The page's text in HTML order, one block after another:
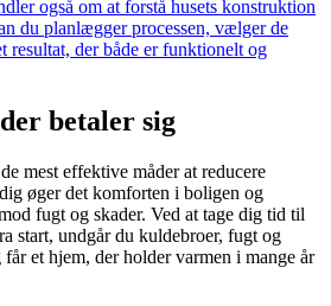
også om at forstå husets konstruktion
du planlægger processen, vælger de
resultat, der både er funktionelt og
betaler sig
mest effektive måder at reducere
øger det komforten i boligen og
fugt og skader. Ved at tage dig tid til
start, undgår du kuldebroer, fugt og
et hjem, der holder varmen i mange år